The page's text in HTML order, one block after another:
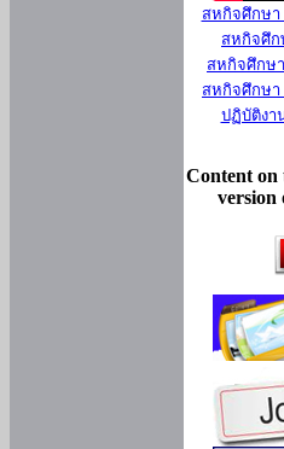
สหกิจศึกษ
สหกิจศึก
สหกิจศึกษ
สหกิจศึกษา
ปฏิบัติงา
Content on
version